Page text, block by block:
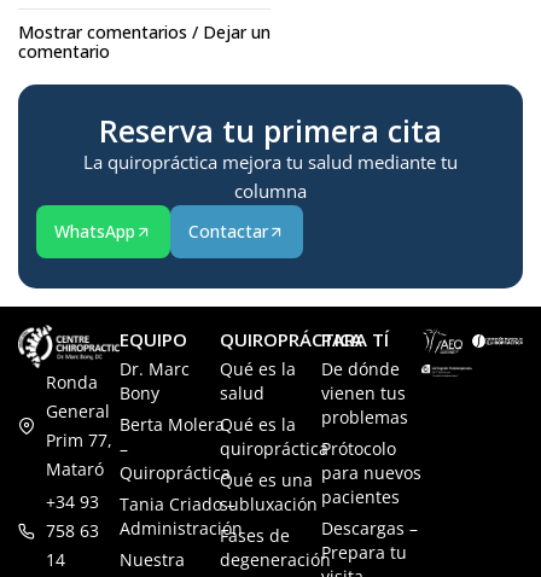
Mostrar comentarios / Dejar un
comentario
Reserva tu primera cita
La quiropráctica mejora tu salud mediante tu
columna
WhatsApp Contactar
Ronda
General
Prim 77,
Mataró
+34 93
758 63
14
EQUIPO
Dr. Marc
Bony
Berta Molera
–
Quiropráctica
Tania Criado –
Administración
Nuestra
QUIROPRÁCTICA
Qué es la
salud
Qué es la
quiropráctica
Qué es una
subluxación
Fases de
degeneración
PARA TÍ
De dónde
vienen tus
problemas
Prótocolo
para nuevos
pacientes
Descargas –
Prepara tu